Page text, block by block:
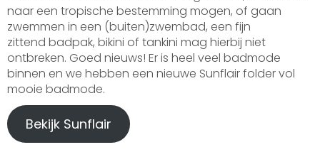
naar een tropische bestemming mogen, of gaan
zwemmen in een (buiten)zwembad, een fijn
zittend badpak, bikini of tankini mag hierbij niet
ontbreken. Goed nieuws! Er is heel veel badmode
binnen en we hebben een nieuwe Sunflair folder vol
mooie badmode.
Bekijk Sunflair